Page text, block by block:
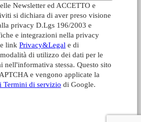
Newsletter ed ACCETTO e
si dichiara di aver preso visione
privacy D.Lgs 196/2003 e
e integrazioni nella privacy
link Privacy&Legal e di
di utilizzo dei dati per le
nell'informativa stessa. Questo sito
e vengono applicate la
i Termini di servizio di Google.